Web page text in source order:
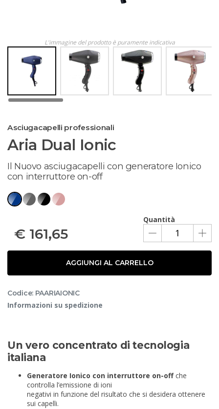
L'immagine del prodotto è puramente indicativa
Asciugacapelli professionali
Aria Dual Ionic
Il Nuovo asciugacapelli con generatore Ionico
con interruttore on-off
Quantità
€ 161,65
AGGIUNGI AL CARRELLO
Codice: PAARIAIONIC
Informazioni su spedizione
Un vero concentrato di tecnologia
italiana
Generatore Ionico con interruttore on-offche
controlla l’emissione di ioni
negativi in funzione del risultato che si desidera ottenere
sui capelli.